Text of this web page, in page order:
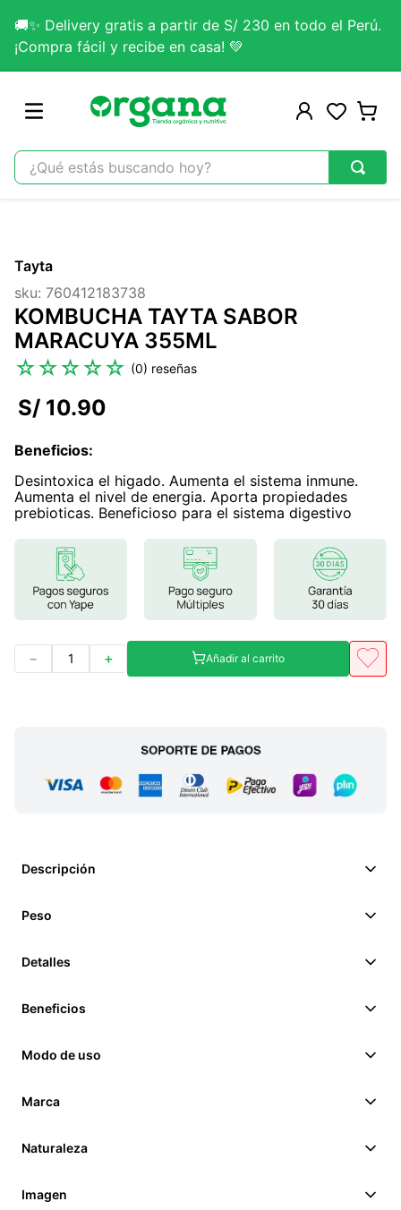
🚚✨ Delivery gratis a partir de S/ 230 en todo el Perú.
¡Compra fácil y recibe en casa! 💚
¿Qué estás buscando hoy?
2.
3.
colageno
.
kefir
5 .
lab nutrition
8.
magnesio
9.
melena leon
10. proteina
Tayta
sku: 760412183738
KOMBUCHA TAYTA SABOR
MARACUYA 355ML
☆☆☆☆☆ (0)
S/ 10.90
Beneficios:
Desintoxica el higado. Aumenta el sistema inmune.
Aumenta el nivel de energia. Aporta propiedades
prebioticas. Beneficioso para el sistema digestivo
＋
－ Añadir al carrito
Descripción
Peso
Detalles
Beneficios
Modo de uso
Marca
Naturaleza
Imagen